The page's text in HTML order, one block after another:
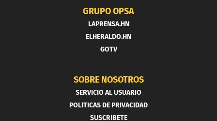
GRUPO OPSA
LAPRENSA.HN
ELHERALDO.HN
GOTV
SOBRE NOSOTROS
SERVICIO AL USUARIO
POLITICAS DE PRIVACIDAD
SUSCRIBETE